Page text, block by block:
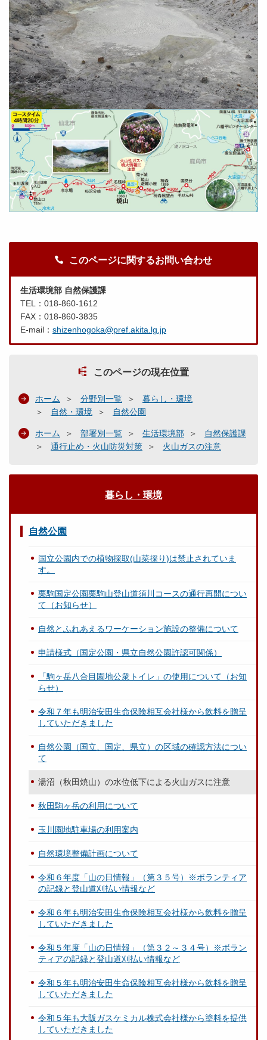
このページに関するお問い合わせ
生活環境部 自然保護課
TEL：018-860-1612
FAX：018-860-3835
E-mail： shizenhogoka@pref.akita.lg.jp
このページの現在位置
ホーム 分野別一覧
暮らし・環境
自然・環境
自然公園
ホーム 部署別一覧 生活環境部
自然保護課
通行止め・火山防災対策
火山ガスの注意
暮らし・環境
自然公園
国立公園内での植物採取(山菜採り)は禁止されていま
す。
栗駒国定公園栗駒山登山道須川コースの通行再開につい
て（お知らせ）
自然とふれあえるワーケーション施設の整備について
申請様式（国定公園・県立自然公園許認可関係）
「駒ヶ岳八合目園地公衆トイレ」の使用について（お知
らせ）
令和７年も明治安田生命保険相互会社様から飲料を贈呈
していただきました
自然公園（国立、国定、県立）の区域の確認方法につい
て
湯沼（秋田焼山）の水位低下による火山ガスに注意
秋田駒ヶ岳の利用について
玉川園地駐車場の利用案内
自然環境整備計画について
令和６年度「山の日情報」（第３５号）※ボランティア
の記録と登山道刈払い情報など
令和６年も明治安田生命保険相互会社様から飲料を贈呈
していただきました
令和５年度「山の日情報」（第３２～３４号）※ボラン
ティアの記録と登山道刈払い情報など
令和５年も明治安田生命保険相互会社様から飲料を贈呈
していただきました
令和５年も大阪ガスケミカル株式会社様から塗料を提供
していただきました